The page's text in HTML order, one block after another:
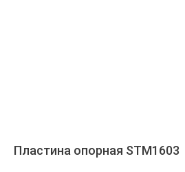
Пластина опорная STM1603